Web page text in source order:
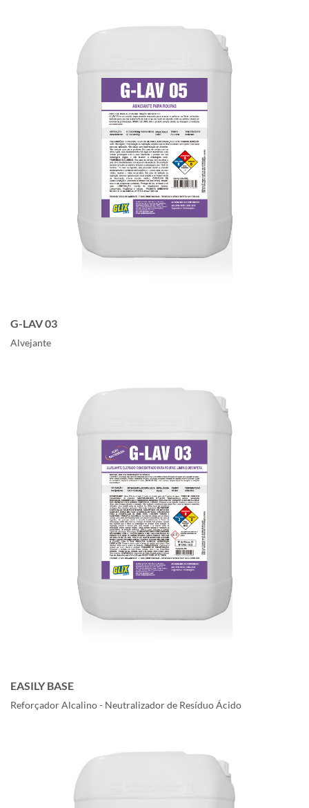
G-LAV 03
Alvejante
EASILY BASE
Reforçador Alcalino - Neutralizador de Resíduo Ácido